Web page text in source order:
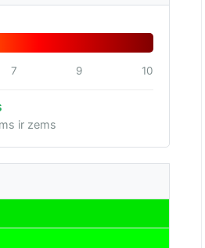
7 9 10
ir zems